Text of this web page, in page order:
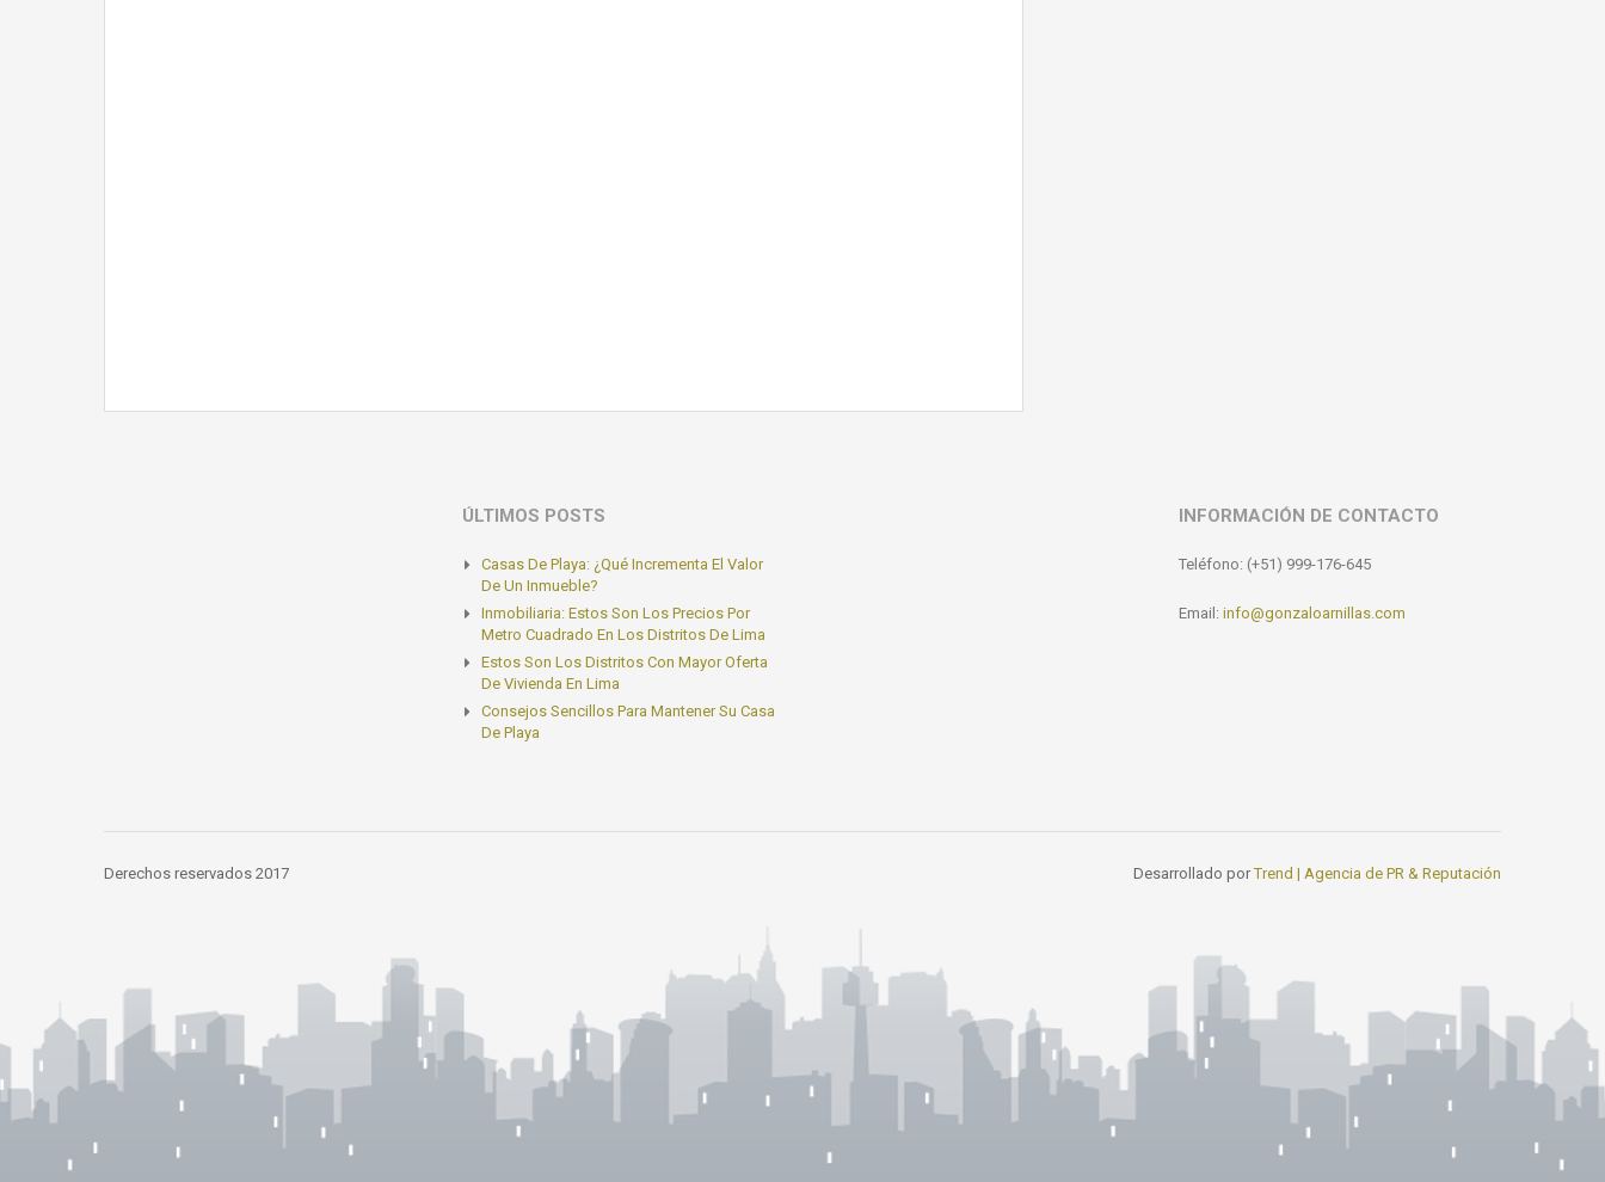
ÚLTIMOS POSTS
Casas De Playa: ¿Qué Incrementa El Valor
De Un Inmueble?
Inmobiliaria: Estos Son Los Precios Por
Metro Cuadrado En Los Distritos De Lima
Estos Son Los Distritos Con Mayor Oferta
De Vivienda En Lima
Consejos Sencillos Para Mantener Su Casa
De Playa
INFORMACIÓN DE CONTACTO
Teléfono: (+51) 999-176-645
Email: info@gonzaloarnillas.com
Derechos reservados 2017 Desarrollado porTrend | Agencia de PR & Reputación